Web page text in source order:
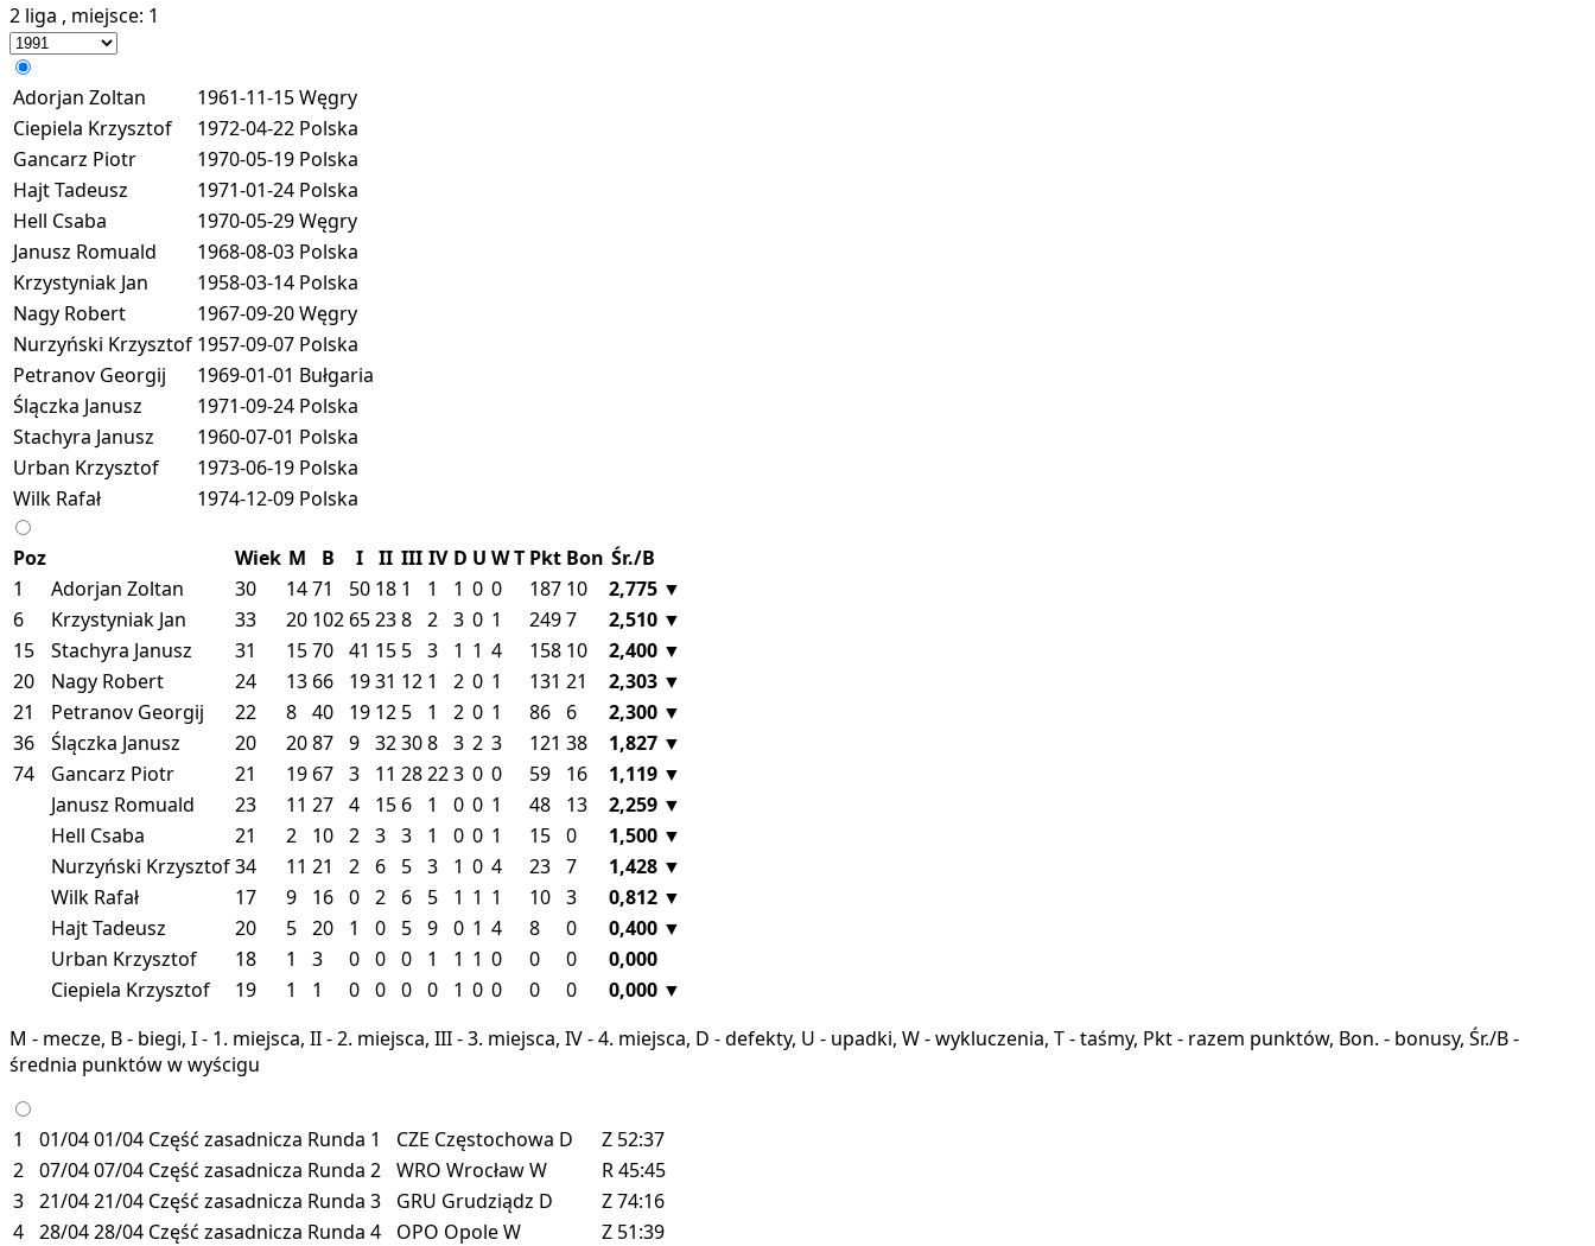
2 liga , miejsce: 1
Adorjan Zoltan 1961-11-15Węgry
Ciepiela Krzysztof
1972-04-22 Polska
Gancarz Piotr
1970-05-19 Polska
Hajt Tadeusz
1971-01-24 Polska
Hell Csaba
1970-05-29Węgry
Janusz Romuald
1968-08-03 Polska
Krzystyniak Jan
1958-03-14 Polska
Nagy Robert
1967-09-20Węgry
Nurzyński Krzysztof 1957-09-07 Polska
Petranov Georgij
1969-01-01 Bułgaria
Ślączka Janusz
1971-09-24 Polska
Stachyra Janusz
1960-07-01 Polska
Urban Krzysztof
1973-06-19 Polska
Wilk Rafał
1974-12-09 Polska
Poz Wiek M B I II III IV D U WT Pkt Bon Śr./B
1
Adorjan Zoltan 30 1471 50 18 1 1 1 0 0 187 10 2,775 ▼
6
Krzystyniak Jan 33 20 102 65238 2 3 0 1 2497 2,510 ▼
15
Stachyra Janusz 31 1570 41 15 5 3 1 1 4 158 10 2,400 ▼
20
Nagy Robert 24 13 66 1931 12 1 2 0 1 131 21 2,303 ▼
21
Petranov Georgij 22 8 40 19 12 5 1 2 0 1 86 6 2,300 ▼
36
Ślączka Janusz 20 2087 9 32308 3 2 3 121 38 1,827 ▼
74
Gancarz Piotr 21 19 67 3 11 28223 0 0 59 16 1,119 ▼
Janusz Romuald
23 11 27 4 15 6 1 0 0 1 48 13 2,259 ▼
Hell Csaba
21 2 10 2 3 3 1 0 0 1 15 0 1,500 ▼
Nurzyński Krzysztof34 11 21 2 6 5 3 1 0 4 23 7 1,428 ▼
Wilk Rafał
17 9 16 0 2 6 5 1 1 1 10 3 0,812 ▼
Hajt Tadeusz
20 5 20 1 0 5 9 0 1 4 8 0 0,400 ▼
Urban Krzysztof
18 1 3 0 0 0 1 1 1 0 0 0
0,000
Ciepiela Krzysztof
19 1 1 0 0 0 0 1 0 0 0 0 0,000 ▼
M - mecze, B - biegi, I - 1. miejsca, II - 2. miejsca, III - 3. miejsca, IV - 4. miejsca, D - defekty, U - upadki, W - wykluczenia, T - taśmy, Pkt - razem punktów, Bon. - bonusy, Śr./B -
średnia punktów w wyścigu
1 01/0401/04 Część zasadnicza Runda 1 CZE Częstochowa D Z 52:37
2 07/0407/04 Część zasadnicza Runda 2 WRO WrocławW R45:45
3 21/0421/04 Część zasadnicza Runda 3 GRU Grudziądz D Z74:16
4 28/0428/04 Część zasadnicza Runda 4 OPO OpoleW Z 51:39